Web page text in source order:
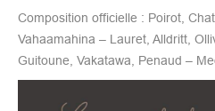
Composition officielle : Poirot,
Vahaamahina – Lauret, Alldritt,
Guitoune, Vakatawa, Penaud –